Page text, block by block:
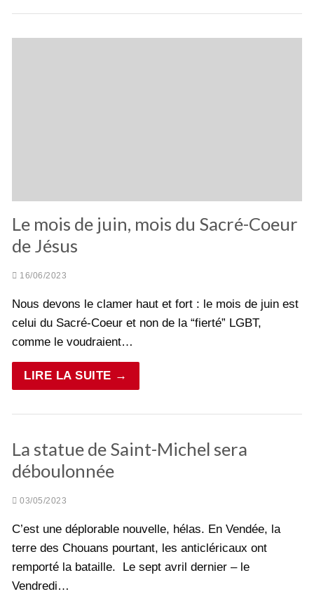
Le mois de juin, mois du Sacré-Coeur
de Jésus
16/06/2023
Nous devons le clamer haut et fort : le mois de juin est
celui du Sacré-Coeur et non de la “fierté” LGBT,
comme le voudraient…
LIRE LA SUITE →
La statue de Saint-Michel sera
déboulonnée
03/05/2023
C’est une déplorable nouvelle, hélas. En Vendée, la
terre des Chouans pourtant, les anticléricaux ont
remporté la bataille. Le sept avril dernier – le
Vendredi…